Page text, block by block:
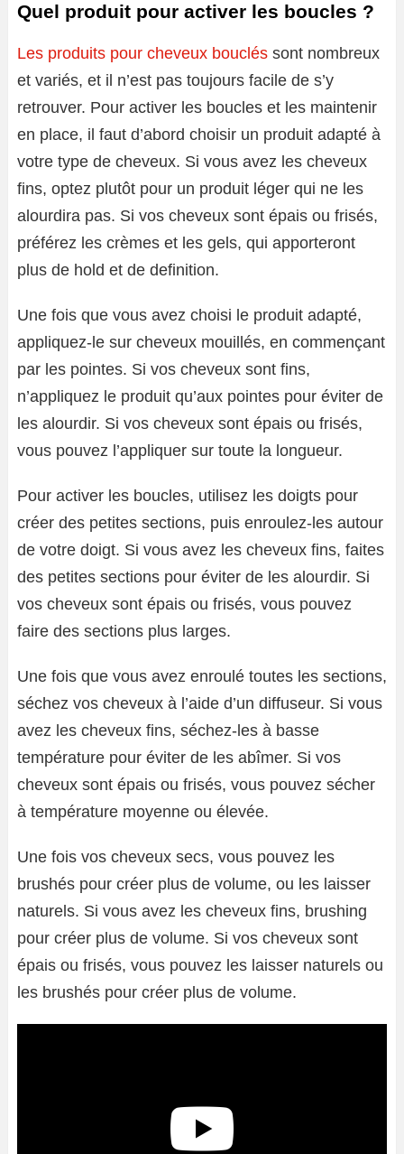
Quel produit pour activer les boucles ?
Les produits pour cheveux bouclés sont nombreux
et variés, et il n’est pas toujours facile de s’y
retrouver. Pour activer les boucles et les maintenir
en place, il faut d’abord choisir un produit adapté à
votre type de cheveux. Si vous avez les cheveux
fins, optez plutôt pour un produit léger qui ne les
alourdira pas. Si vos cheveux sont épais ou frisés,
préférez les crèmes et les gels, qui apporteront
plus de hold et de definition.
Une fois que vous avez choisi le produit adapté,
appliquez-le sur cheveux mouillés, en commençant
par les pointes. Si vos cheveux sont fins,
n’appliquez le produit qu’aux pointes pour éviter de
les alourdir. Si vos cheveux sont épais ou frisés,
vous pouvez l’appliquer sur toute la longueur.
Pour activer les boucles, utilisez les doigts pour
créer des petites sections, puis enroulez-les autour
de votre doigt. Si vous avez les cheveux fins, faites
des petites sections pour éviter de les alourdir. Si
vos cheveux sont épais ou frisés, vous pouvez
faire des sections plus larges.
Une fois que vous avez enroulé toutes les sections,
séchez vos cheveux à l’aide d’un diffuseur. Si vous
avez les cheveux fins, séchez-les à basse
température pour éviter de les abîmer. Si vos
cheveux sont épais ou frisés, vous pouvez sécher
à température moyenne ou élevée.
Une fois vos cheveux secs, vous pouvez les
brushés pour créer plus de volume, ou les laisser
naturels. Si vous avez les cheveux fins, brushing
pour créer plus de volume. Si vos cheveux sont
épais ou frisés, vous pouvez les laisser naturels ou
les brushés pour créer plus de volume.